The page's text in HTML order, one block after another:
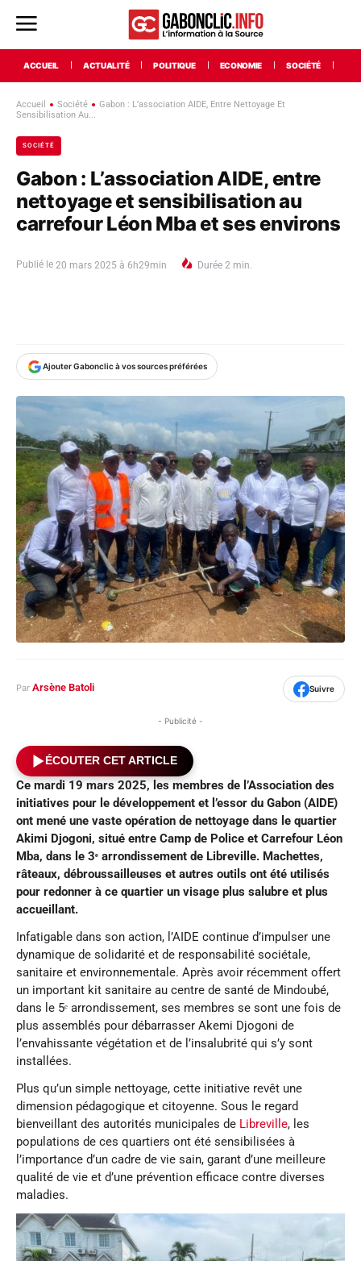
ACCUEIL ACTUALITÉ POLITIQUE ECONOMIE SOCIÉTÉ
Accueil Société
Gabon : L’association AIDE, Entre Nettoyage Et
Sensibilisation Au...
SOCIÉTÉ
Gabon : L’association AIDE, entre
nettoyage et sensibilisation au
carrefour Léon Mba et ses environs
Publié le 20 mars 2025 à 6h29min Durée 2 min.
Ajouter Gabonclic à vos sources préférées
Par Arsène Batoli Suivre
- Publicité -
ÉCOUTER CET ARTICLE
Ce mardi 19 mars 2025, les membres de l’Association des
initiatives pour le développement et l’essor du Gabon (AIDE)
ont mené une vaste opération de nettoyage dans le quartier
Akimi Djogoni, situé entre Camp de Police et Carrefour Léon
Mba, dans le 3ᵉ arrondissement de Libreville. Machettes,
râteaux, débroussailleuses et autres outils ont été utilisés
pour redonner à ce quartier un visage plus salubre et plus
accueillant.
Infatigable dans son action, l’AIDE continue d’impulser une
dynamique de solidarité et de responsabilité sociétale,
sanitaire et environnementale. Après avoir récemment offert
un important kit sanitaire au centre de santé de Mindoubé,
dans le 5ᵉ arrondissement, ses membres se sont une fois de
plus assemblés pour débarrasser Akemi Djogoni de
l’envahissante végétation et de l’insalubrité qui s’y sont
installées.
Plus qu’un simple nettoyage, cette initiative revêt une
dimension pédagogique et citoyenne. Sous le regard
bienveillant des autorités municipales de Libreville, les
populations de ces quartiers ont été sensibilisées à
l’importance d’un cadre de vie sain, garant d’une meilleure
qualité de vie et d’une prévention efficace contre diverses
maladies.